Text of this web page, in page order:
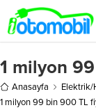
1 milyon
Anasayfa Elektrik/
1 milyon 99 bin 900 TL